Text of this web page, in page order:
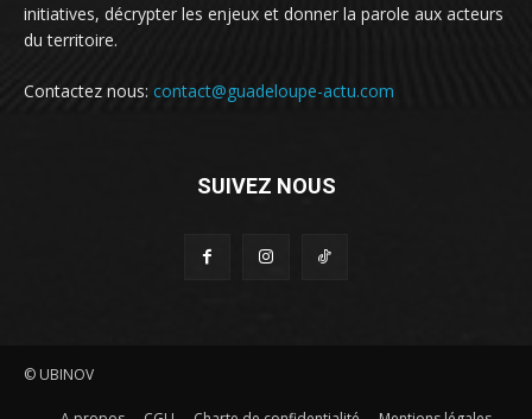
initiatives, décrypter les enjeux et donner la parole aux acteurs
du territoire.
Contactez nous: contact@guadeloupe-actu.com
SUIVEZ NOUS
© UBINOV